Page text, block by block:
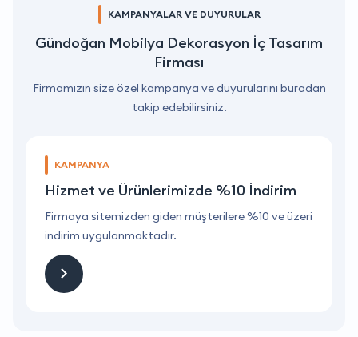
KAMPANYALAR VE DUYURULAR
Gündoğan Mobilya Dekorasyon İç Tasarım
Firması
Firmamızın size özel kampanya ve duyurularını buradan
takip edebilirsiniz.
KAMPANYA
Hizmet ve Ürünlerimizde %10 İndirim
Firmaya sitemizden giden müşterilere %10 ve üzeri
indirim uygulanmaktadır.